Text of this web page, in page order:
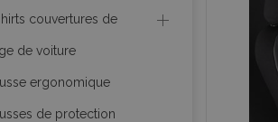
couvertures de
de voiture
ergonomique
de protection